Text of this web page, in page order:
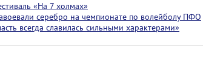
«На 7 холмах»
серебро на чемпионате по волейболу ПФО
всегда славилась сильными характерами»